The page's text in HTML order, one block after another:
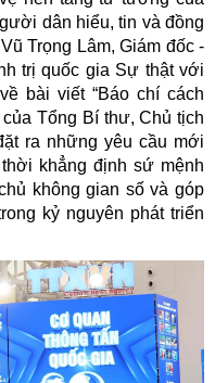
dân hiểu, tin và đồng
Trọng Lâm, Giám đốc -
trị quốc gia Sự thật với
bài viết “Báo chí cách
Tổng Bí thư, Chủ tịch
ra những yêu cầu mới
khẳng định sứ mệnh
không gian số và góp
kỷ nguyên phát triển